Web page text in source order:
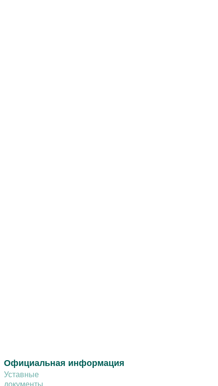
Официальная информация
Уставные
документы